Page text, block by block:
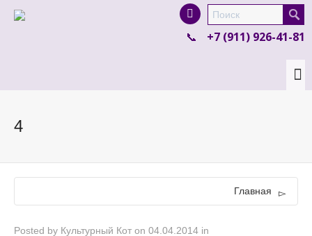
product in a size size .
colour items.
+7 (911) 926-41-81
4
Главная
Posted by Культурный Кот on 04.04.2014 in